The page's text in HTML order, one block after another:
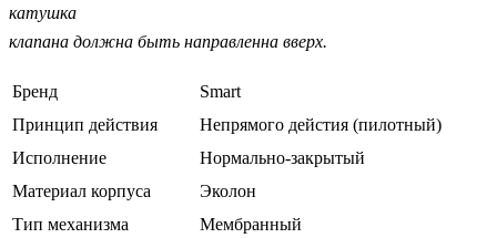
катушка
клапана должна быть направленна вверх.
Бренд
Smart
Принцип действия
Непрямого дейстия (пилотный)
Исполнение
Нормально-закрытый
Материал корпуса
Эколон
Тип механизма
Мембранный